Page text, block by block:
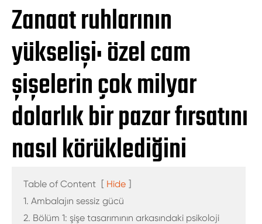
Zanaat ruhlarının
yükselişi: özel cam
şişelerin çok milyar
dolarlık bir pazar fırsatını
nasıl körüklediğini
Table of Content [ Hide ]
1. Ambalajın sessiz gücü
2. Bölüm 1: şişe tasarımının arkasındaki psikoloji